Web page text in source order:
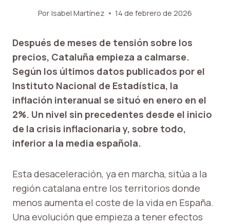
Por Isabel Martínez 14 de febrero de 2026
Después de meses de tensión sobre los
precios, Cataluña empieza a calmarse.
Según los últimos datos publicados por el
Instituto Nacional de Estadística, la
inflación interanual se situó en enero en el
2%. Un nivel sin precedentes desde el inicio
de la crisis inflacionaria y, sobre todo,
inferior a la media española.
Esta desaceleración, ya en marcha, sitúa a la
región catalana entre los territorios donde
menos aumenta el coste de la vida en España.
Una evolución que empieza a tener efectos